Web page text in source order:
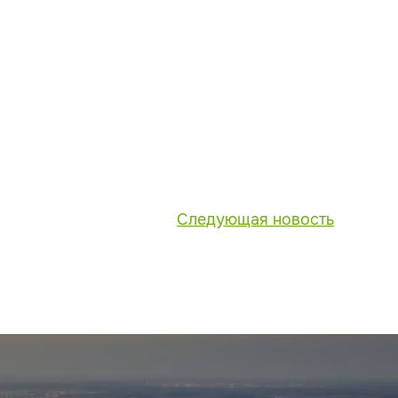
Следующая новость